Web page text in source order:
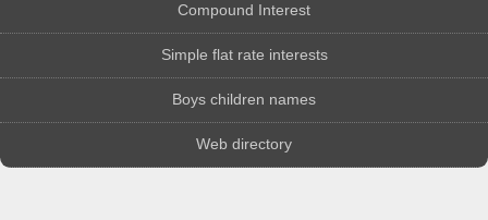
Compound Interest
Simple flat rate interests
Boys children names
Web directory